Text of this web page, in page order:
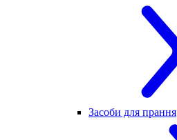
Засоби для прання